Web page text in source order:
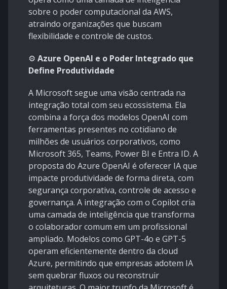
sobre o poder computacional da AWS,
atraindo organizações que buscam
flexibilidade e controle de custos.
⚙️ Azure OpenAI e o Poder Integrado que
Define Produtividade
A Microsoft segue uma visão centrada na
integração total com seu ecossistema. Ela
combina a força dos modelos OpenAI com
ferramentas presentes no cotidiano de
milhões de usuários corporativos, como
Microsoft 365, Teams, Power BI e Entra ID. A
proposta do Azure OpenAI é oferecer IA que
impacte produtividade de forma direta, com
segurança corporativa, controle de acesso e
governança. A integração com o Copilot cria
uma camada de inteligência que transforma
o colaborador comum em um profissional
ampliado. Modelos como GPT-4o e GPT-5
operam eficientemente dentro da cloud
Azure, permitindo que empresas adotem IA
sem quebrar fluxos ou reconstruir